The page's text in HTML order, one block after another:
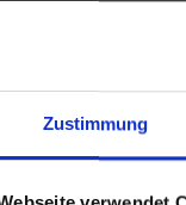
Zustimmung